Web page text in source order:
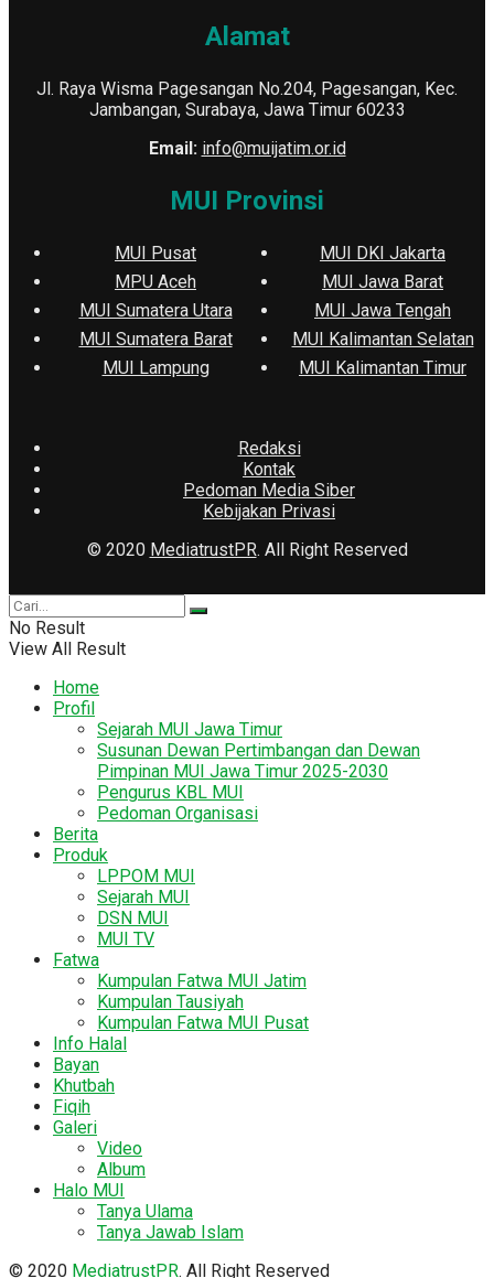
Alamat
Jl. Raya Wisma Pagesangan No.204, Pagesangan, Kec.
Jambangan, Surabaya, Jawa Timur 60233
Email: info@muijatim.or.id
MUI Provinsi
MUI Pusat
MPU Aceh
MUI Sumatera Utara
MUI Sumatera Barat
MUI Lampung
MUI DKI Jakarta
MUI Jawa Barat
MUI Jawa Tengah
MUI Kalimantan Selatan
MUI Kalimantan Timur
Redaksi
Kontak
Pedoman Media Siber
Kebijakan Privasi
© 2020 MediatrustPR. All Right Reserved
No Result
View All Result
Home
Profil
Sejarah MUI Jawa Timur
Susunan Dewan Pertimbangan dan Dewan
Pimpinan MUI Jawa Timur 2025-2030
Pengurus KBL MUI
Pedoman Organisasi
Berita
Produk
LPPOM MUI
Sejarah MUI
DSN MUI
MUI TV
Fatwa
Kumpulan Fatwa MUI Jatim
Kumpulan Tausiyah
Kumpulan Fatwa MUI Pusat
Info Halal
Bayan
Khutbah
Fiqih
Galeri
Video
Album
Halo MUI
Tanya Ulama
Tanya Jawab Islam
© 2020 MediatrustPR. All Right Reserved